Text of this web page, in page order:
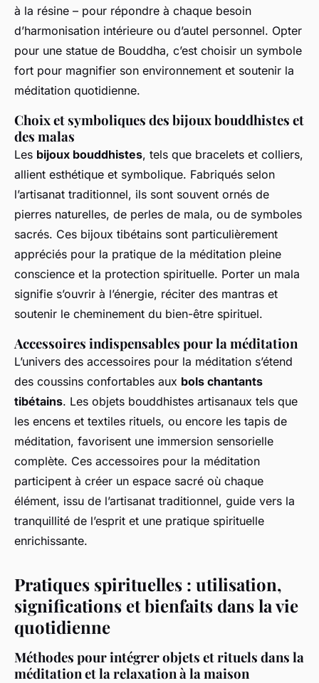
à la résine – pour répondre à chaque besoin
d’harmonisation intérieure ou d’autel personnel. Opter
pour une statue de Bouddha, c’est choisir un symbole
fort pour magnifier son environnement et soutenir la
méditation quotidienne.
Choix et symboliques des bijoux bouddhistes et
des malas
Les bijoux bouddhistes, tels que bracelets et colliers,
allient esthétique et symbolique. Fabriqués selon
l’artisanat traditionnel, ils sont souvent ornés de
pierres naturelles, de perles de mala, ou de symboles
sacrés. Ces bijoux tibétains sont particulièrement
appréciés pour la pratique de la méditation pleine
conscience et la protection spirituelle. Porter un mala
signifie s’ouvrir à l’énergie, réciter des mantras et
soutenir le cheminement du bien-être spirituel.
Accessoires indispensables pour la méditation
L’univers des accessoires pour la méditation s’étend
des coussins confortables aux bols chantants
tibétains. Les objets bouddhistes artisanaux tels que
les encens et textiles rituels, ou encore les tapis de
méditation, favorisent une immersion sensorielle
complète. Ces accessoires pour la méditation
participent à créer un espace sacré où chaque
élément, issu de l’artisanat traditionnel, guide vers la
tranquillité de l’esprit et une pratique spirituelle
enrichissante.
Pratiques spirituelles : utilisation,
significations et bienfaits dans la vie
quotidienne
Méthodes pour intégrer objets et rituels dans la
méditation et la relaxation à la maison